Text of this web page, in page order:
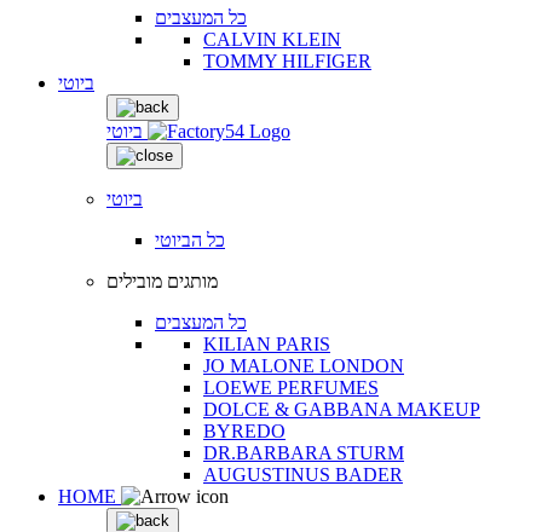
כל המעצבים
CALVIN KLEIN
TOMMY HILFIGER
ביוטי
ביוטי
ביוטי
כל הביוטי
מותגים מובילים
כל המעצבים
KILIAN PARIS
JO MALONE LONDON
LOEWE PERFUMES
DOLCE & GABBANA MAKEUP
BYREDO
DR.BARBARA STURM
AUGUSTINUS BADER
HOME